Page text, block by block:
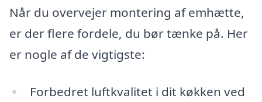
Når du overvejer montering af emhætte,
er der flere fordele, du bør tænke på. Her
er nogle af de vigtigste:
Forbedret luftkvalitet i dit køkken ved